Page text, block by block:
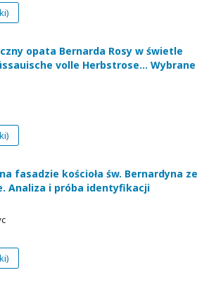
opata Bernarda Rosy w świetle
volle Herbstrose... Wybrane
fasadzie kościoła św. Bernardyna ze
Analiza i próba identyfikacji